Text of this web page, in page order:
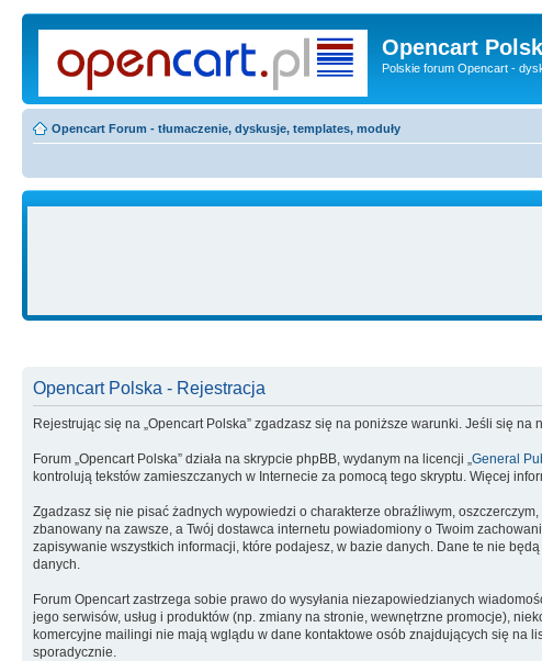
Opencart
Polskie forum Opencart -
Opencart Forum - tłumaczenie, dyskusje, templates, moduły
Opencart Polska - Rejestracja
Rejestrując się na „Opencart Polska” zgadzasz się na poniższe warunki. Jeśli się
Forum „Opencart Polska” działa na skrypcie phpBB, wydanym na licencji „ General
kontrolują tekstów zamieszczanych w Internecie za pomocą tego skryptu. Więcej
Zgadzasz się nie pisać żadnych wypowiedzi o charakterze obraźliwym,
zbanowany na zawsze, a Twój dostawca internetu powiadomiony o Twoim
zapisywanie wszystkich informacji, które podajesz, w bazie danych. Dane te nie
danych.
Forum Opencart zastrzega sobie prawo do wysyłania niezapowiedzianych
jego serwisów, usług i produktów (np. zmiany na stronie, wewnętrzne promocje),
komercyjne mailingi nie mają wglądu w dane kontaktowe osób znajdujących się na
sporadycznie.